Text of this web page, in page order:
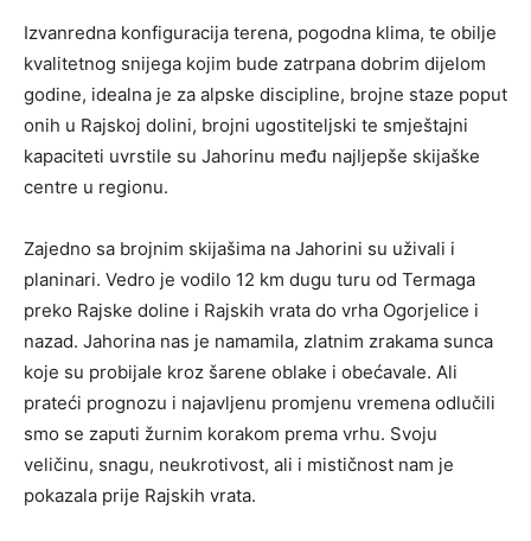
Izvanredna konfiguracija terena, pogodna klima, te obilje
kvalitetnog snijega kojim bude zatrpana dobrim dijelom
godine, idealna je za alpske discipline, brojne staze poput
onih u Rajskoj dolini, brojni ugostiteljski te smještajni
kapaciteti uvrstile su Jahorinu među najljepše skijaške
centre u regionu.
Zajedno sa brojnim skijašima na Jahorini su uživali i
planinari. Vedro je vodilo 12 km dugu turu od Termaga
preko Rajske doline i Rajskih vrata do vrha Ogorjelice i
nazad. Jahorina nas je namamila, zlatnim zrakama sunca
koje su probijale kroz šarene oblake i obećavale. Ali
prateći prognozu i najavljenu promjenu vremena odlučili
smo se zaputi žurnim korakom prema vrhu. Svoju
veličinu, snagu, neukrotivost, ali i mističnost nam je
pokazala prije Rajskih vrata.